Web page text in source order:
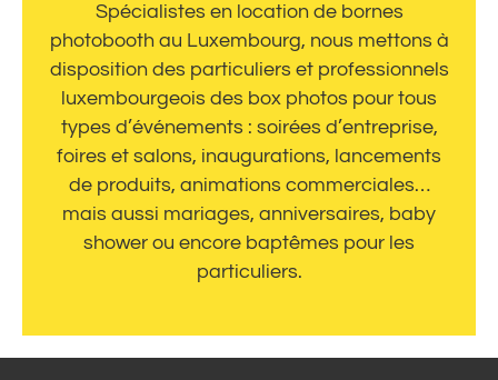
Spécialistes en location de bornes
photobooth au Luxembourg, nous mettons à
disposition des particuliers et professionnels
luxembourgeois des box photos pour tous
types d’événements : soirées d’entreprise,
foires et salons, inaugurations, lancements
de produits, animations commerciales…
mais aussi mariages, anniversaires, baby
shower ou encore baptêmes pour les
particuliers.